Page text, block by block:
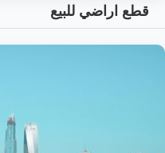
قطع اراضي للبيع